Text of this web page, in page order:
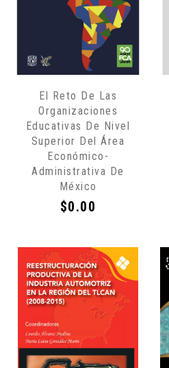
El Reto De Las
Organizaciones
Educativas De Nivel
Superior Del Área
Económico-
Administrativa De
México
Precio
$0.00